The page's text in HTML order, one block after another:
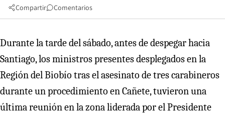
Compartir Comentarios
Durante la tarde del sábado, antes de despegar hacia
Santiago, los ministros presentes desplegados en la
Región del Biobío tras el asesinato de tres carabineros
durante un procedimiento en Cañete, tuvieron una
última reunión en la zona liderada por el Presidente